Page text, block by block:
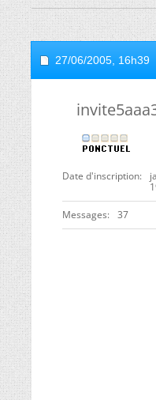
27/06/2005, 16h39
Date d'inscription
Messages 37